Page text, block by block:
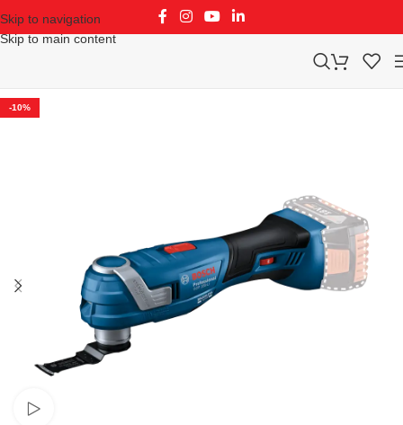
Skip to navigation
Skip to main content
-10%